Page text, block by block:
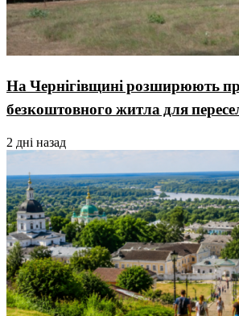
На Чернігівщині розширюють
безкоштовного житла для
2 дні назад